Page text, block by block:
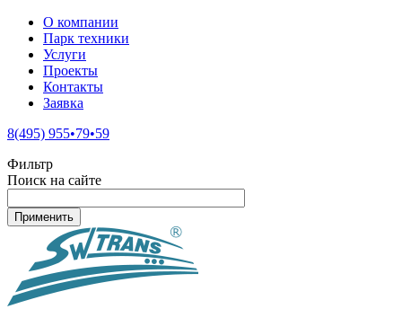
О компании
Парк техники
Услуги
Проекты
Контакты
Заявка
8(495) 955•79•59
Фильтр
Поиск на сайте